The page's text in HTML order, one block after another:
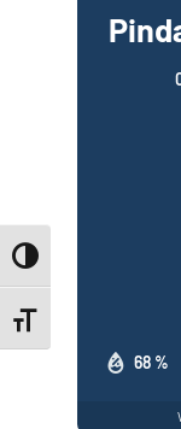
Toggle High Contrast
Toggle Font size
68 %